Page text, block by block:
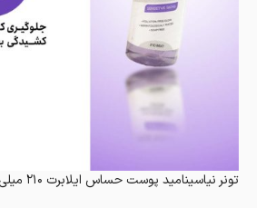
تونر نیاسینامید پوست حساس ایلابرت 210 میلی لیتر